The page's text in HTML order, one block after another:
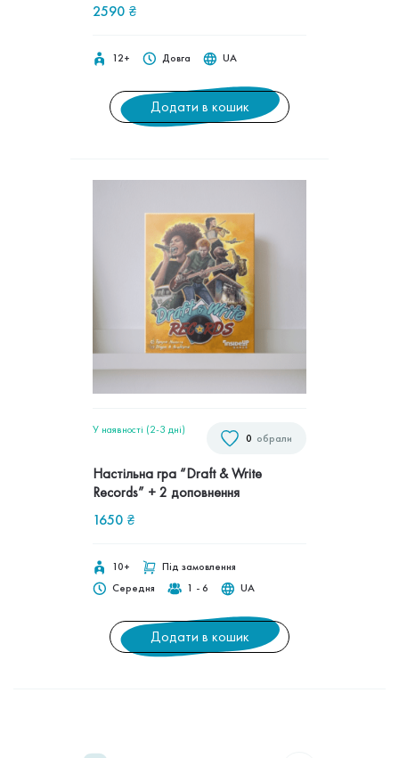
2590 ₴
12+ Довга UA
Додати в кошик
обрали
0
У наявності (2-3 дні)
Настільна гра “Draft & Write
Records” + 2 доповнення
1650 ₴
10+
Під замовлення
Середня
1 - 6 UA
Додати в кошик